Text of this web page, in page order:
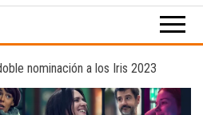
digital
el
la
música.
nominación a los Iris 2023